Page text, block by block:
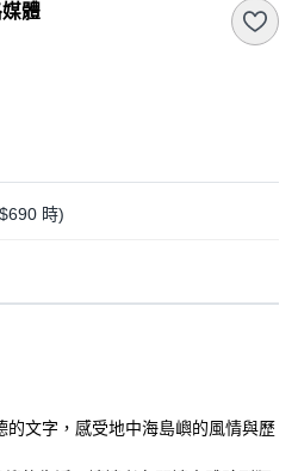
體
時)
的文字，感受地中海島嶼的風情與歷